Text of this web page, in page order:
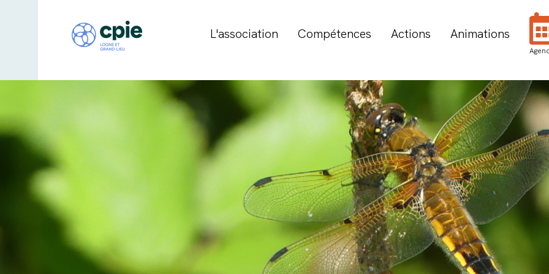
L'association Compétences Actions Animations